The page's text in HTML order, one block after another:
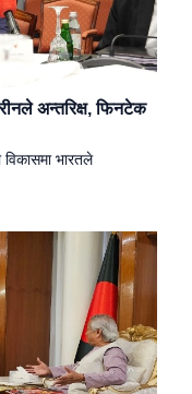
अन्तरिक्ष, फिनटेक
भारतले